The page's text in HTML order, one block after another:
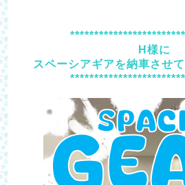
H様に
スペーシアギアを納車させ